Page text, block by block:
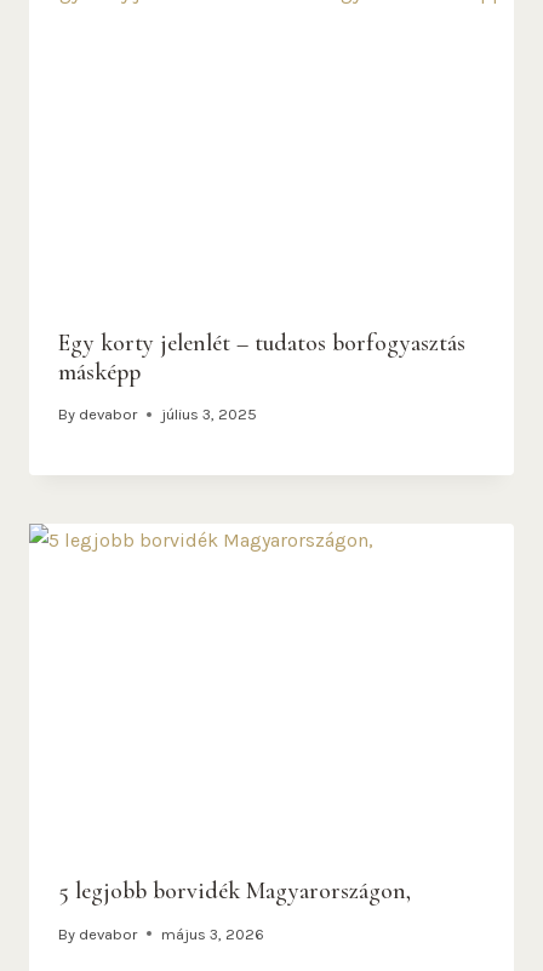
Egy korty jelenlét – tudatos borfogyasztás
másképp
By devabor július 3, 2025
5 legjobb borvidék Magyarországon,
By devabor május 3, 2026